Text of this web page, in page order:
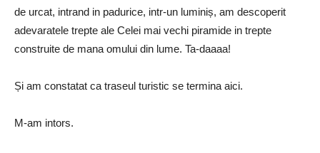
de urcat, intrand in padurice, intr-un luminiș, am descoperit
adevaratele trepte ale Celei mai vechi piramide in trepte
construite de mana omului din lume. Ta-daaaa!
Și am constatat ca traseul turistic se termina aici.
M-am intors.